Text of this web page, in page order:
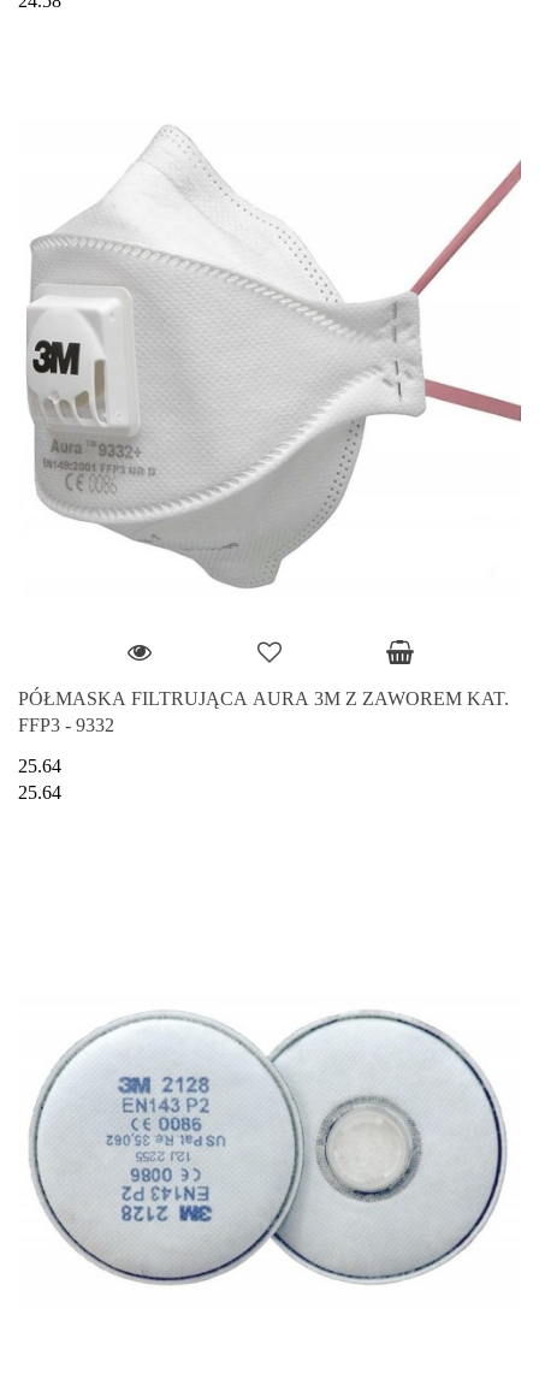
PÓŁMASKA FILTRUJĄCA AURA 3M Z ZAWOREM KAT.
FFP3 - 9332
25.64
25.64